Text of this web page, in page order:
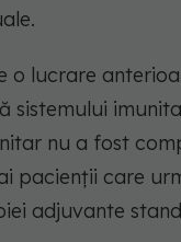
o lucrare
sistemului
nu a fost
pacienții care
adjuvante